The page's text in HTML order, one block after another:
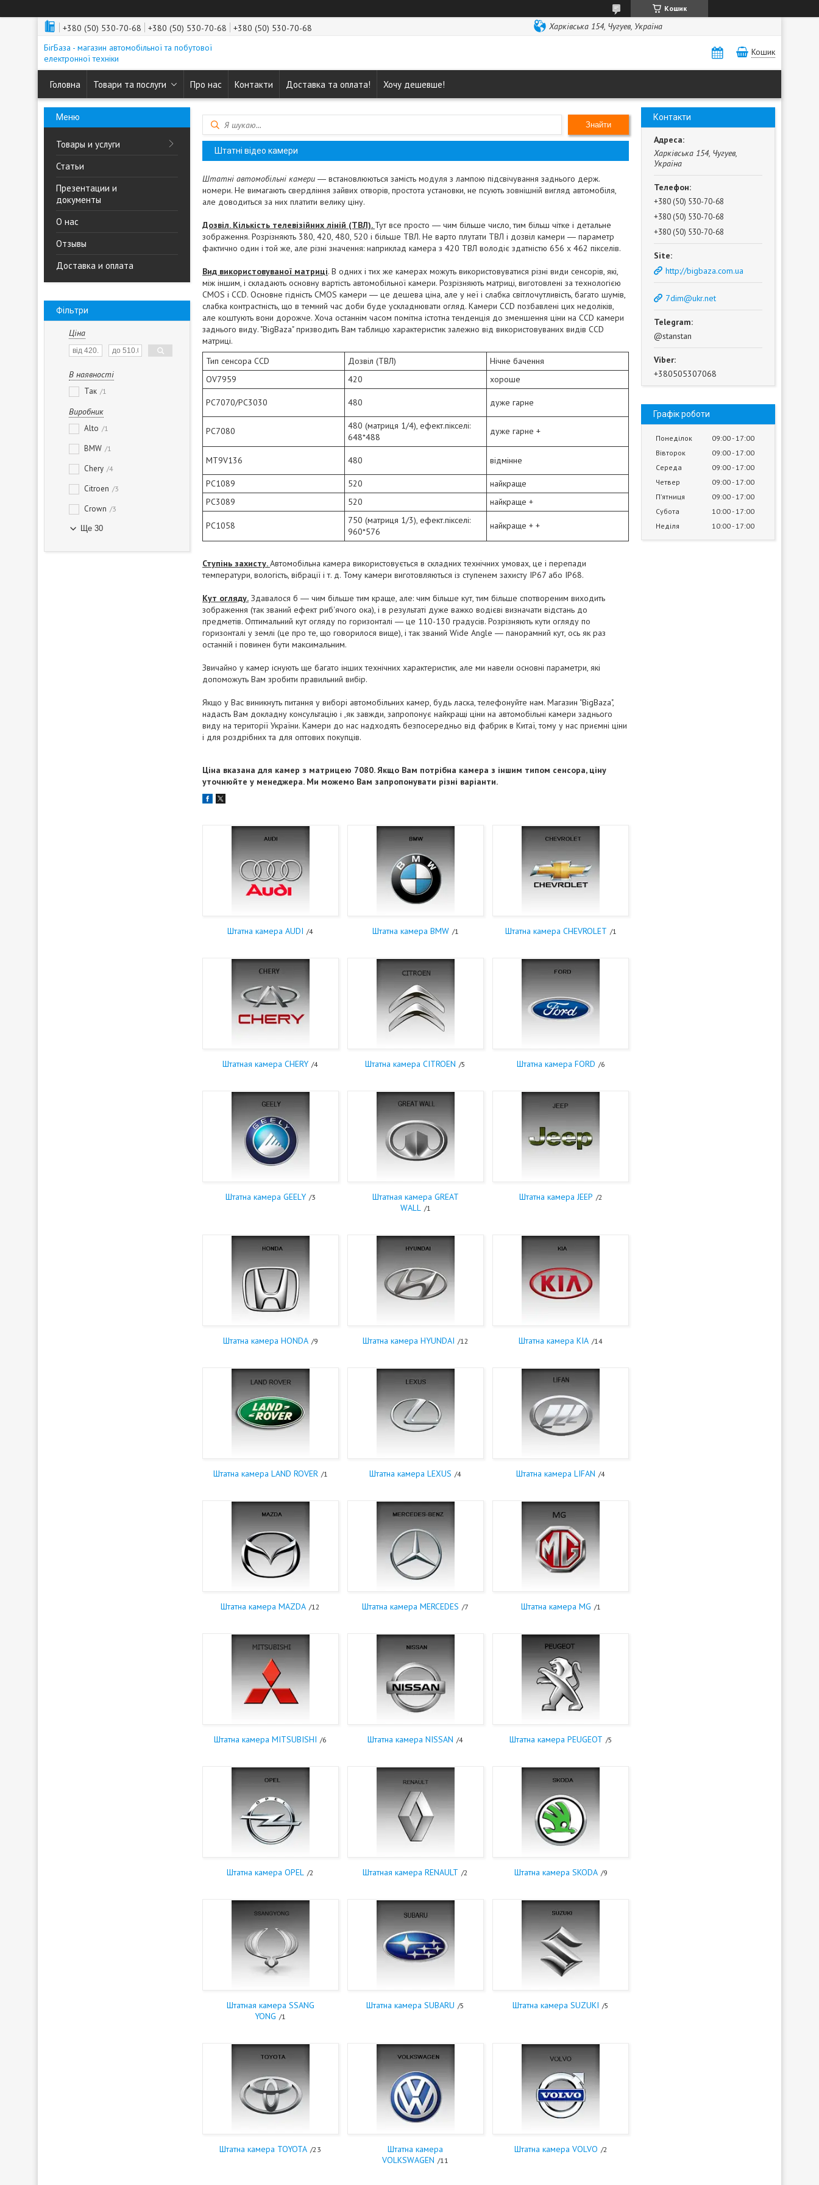
Кошик
+380 (50) 530-70-68 +380 (50) 530-70-68 +380 (50) 530-70-68
Харківська 154, Чугуев, Україна
БігБаза - магазин автомобільної та побутової
електронної техніки
Кошик
Головна Товари та послуги Про нас Контакти Доставка та оплата! Хочу дешевше!
Товары и услуги
Статьи
Презентации и
документы
О нас
Отзывы
Доставка и оплата
Фільтри
Ціна
В наявності
Так 1
Виробник
Alto 1
BMW 1
Chery 4
Citroen 3
Crown 3
Ще 30
Знайти
Штатні відео камери
Штатні автомобільні камери ― встановлюються замість модуля з лампою підсвічування заднього держ.
номери. Не вимагають свердління зайвих отворів, простота установки, не псують зовнішній вигляд автомобіля,
але доводиться за них платити велику ціну.
Дозвіл. Кількість телевізійних ліній (ТВЛ). Тут все просто ― чим більше число, тим більш чітке і детальне
зображення. Розрізняють 380, 420, 480, 520 і більше ТВЛ. Не варто плутати ТВЛ і дозвіл камери ― параметр
фактично один і той же, але різні значення: наприклад камера з 420 ТВЛ володіє здатністю 656 х 462 пікселів.
Вид використовуваної матриці. В одних і тих же камерах можуть використовуватися різні види сенсорів, які,
між іншим, і складають основну вартість автомобільної камери. Розрізняють матриці, виготовлені за технологією
CMOS і CCD. Основне гідність CMOS камери ― це дешева ціна, але у неї і слабка світлочутливість, багато шумів,
слабка контрастність, що в темний час доби буде ускладнювати огляд. Камери CCD позбавлені цих недоліків,
але коштують вони дорожче. Хоча останнім часом помітна істотна тенденція до зменшення ціни на CCD камери
заднього виду. "BigBaza" призводить Вам таблицю характеристик залежно від використовуваних видів CCD
матриці.
Тип сенсора CCD
Дозвіл (ТВЛ)
Нічне бачення
OV7959
420 хороше
PC7070/PC3030 480 дуже гарне
PC7080
480 (матриця 1/4), ефект.пікселі:
648*488
дуже гарне +
MT9V136 480 відмінне
PC1089 520
найкраще
PC3089
520 найкраще +
PC1058
750 (матриця 1/3), ефект.пікселі:
960*576
найкраще + +
Ступінь захисту.Автомобільна камера використовується в складних технічних умовах, це і перепади
температури, вологість, вібрації і т. д. Тому камери виготовляються із ступенем захисту IP67 або IP68.
Кут огляду. Здавалося б ― чим більше тим краще, але: чим більше кут, тим більше спотвореним виходить
зображення (так званий ефект риб'ячого ока), і в результаті дуже важко водієві визначати відстань до
предметів. Оптимальний кут огляду по горизонталі ― це 110-130 градусів. Розрізняють кути огляду по
горизонталі у землі (це про те, що говорилося вище), і так званий Wide Angle ― панорамний кут, ось як раз
останній і повинен бути максимальним.
Звичайно у камер існують ще багато інших технічних характеристик, але ми навели основні параметри, які
допоможуть Вам зробити правильний вибір.
Якщо у Вас виникнуть питання у виборі автомобільних камер, будь ласка, телефонуйте нам. Магазин "BigBaza",
надасть Вам докладну консультацію і ,як завжди, запропонує найкращі ціни на автомобільні камери заднього
виду на території України. Камери до нас надходять безпосередньо від фабрик в Китаї, тому у нас приємні ціни
і для роздрібних та для оптових покупців.
Ціна вказана для камер з матрицею 7080. Якщо Вам потрібна камера з іншим типом сенсора, ціну
уточнюйте у менеджера. Ми можемо Вам запропонувати різні варіанти.
Штатна камера AUDI 4 Штатна камера BMW 1 Штатна камера CHEVROLET 1
Штатная камера CHERY 4 Штатна камера CITROEN 5 Штатна камера FORD 6
Штатна камера GEELY 3
Штатная камера GREAT
WALL 1
Штатна камера JEEP 2
Штатна камера HONDA 9 Штатна камера HYUNDAI 12 Штатна камера KIA 14
Штатна камера LAND ROVER 1 Штатна камера LEXUS 4 Штатна камера LIFAN 4
Штатна камера MAZDA 12 Штатна камера MERCEDES 7 Штатна камера MG 1
Штатна камера MITSUBISHI 6 Штатна камера NISSAN 4 Штатна камера PEUGEOT 5
Штатна камера OPEL 2 Штатная камера RENAULT 2 Штатна камера SKODA 9
Штатная камера SSANG
YONG
1
Штатна камера SUBARU 5 Штатна камера SUZUKI 5
Штатна камера TOYOTA 23
Штатна камера
VOLKSWAGEN
11
Штатна камера VOLVO 2
Контакти
Харківська 154, Чугуев,
Україна
+380 (50) 530-70-68
+380 (50) 530-70-68
+380 (50) 530-70-68
http://bigbaza.com.ua
7dim@ukr.net
@stanstan
+380505307068
Графік роботи
Понеділок 09:00 17:00
Вівторок
09:00 17:00
Середа
09:00 17:00
Четвер
09:00 17:00
Пʼятниця
09:00 17:00
Субота
10:00 17:00
Неділя
10:00 17:00